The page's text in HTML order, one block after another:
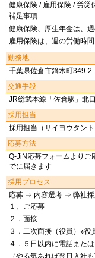
健康保険 / 雇用保険 / 労災
補足事項
健康保険、厚生年金は、
雇用保険は、週の労働時
勤務地
千葉県佐倉市鏑木町349-2
交通手段
JR総武本線「佐倉駅」北
採用担当
採用担当（サイヨウタント
応募方法
Q-JiN応募フォームよりご
でに届きます
採用プロセス
応募 ⇒ 内容選考 ⇒ 弊社
１、ご応募
２．面接
３．二次面接（役員）※役
４．５日以内に電話または
（やる気あれば翌日入社も